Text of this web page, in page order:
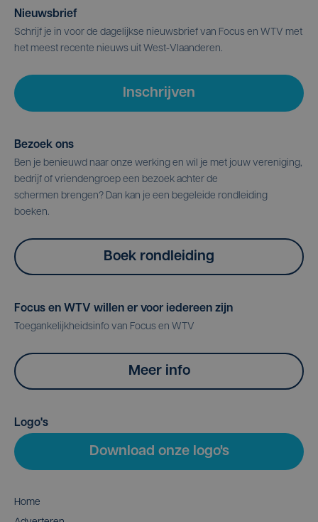
Nieuwsbrief
Schrijf je in voor de dagelijkse nieuwsbrief van Focus en WTV met
het meest recente nieuws uit West-Vlaanderen.
Inschrijven
Bezoek ons
Ben je benieuwd naar onze werking en wil je met jouw vereniging,
bedrijf of vriendengroep een bezoek achter de
schermen brengen? Dan kan je een begeleide rondleiding
boeken.
Boek rondleiding
Focus en WTV willen er voor iedereen zijn
Toegankelijkheidsinfo van Focus en WTV
Meer info
Logo's
Download onze logo's
Home